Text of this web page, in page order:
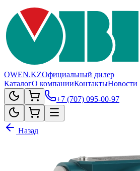
OWEN.KZОфициальный дилер
КаталогО компанииКонтактыНовости
+7 (707) 095-00-97
Назад